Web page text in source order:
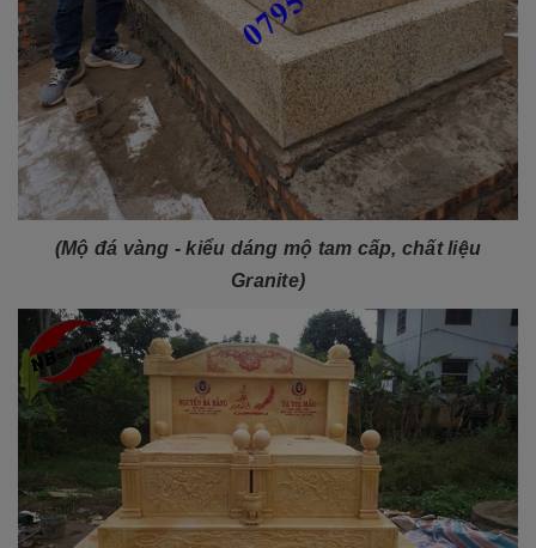
(Mộ đá vàng - kiểu dáng mộ tam cấp, chất liệu
Granite)